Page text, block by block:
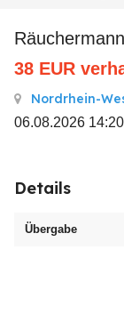
38 EUR
Nordrhein-
06.08.2026 14:20
Details
Übergabe